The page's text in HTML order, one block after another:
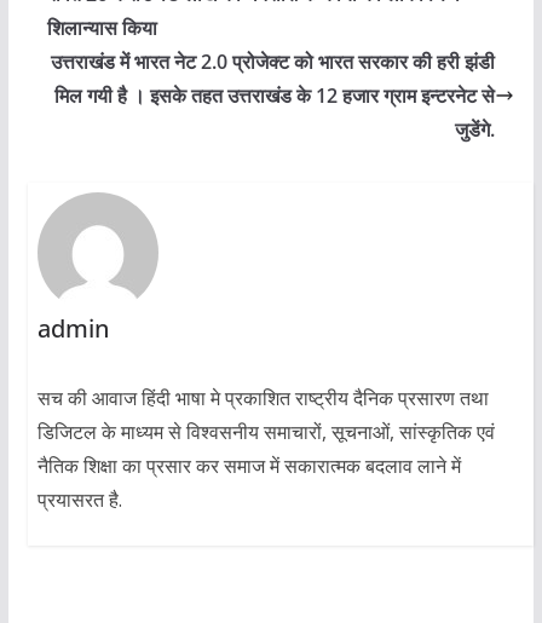
शिलान्यास किया
उत्तराखंड में भारत नेट 2.0 प्रोजेक्ट को भारत सरकार की हरी झंडी
मिल गयी है । इसके तहत उत्तराखंड के 12 हजार ग्राम इन्टरनेट से
जुडेंगे.
admin
सच की आवाज हिंदी भाषा मे प्रकाशित राष्ट्रीय दैनिक प्रसारण तथा
डिजिटल के माध्यम से विश्वसनीय समाचारों, सूचनाओं, सांस्कृतिक एवं
नैतिक शिक्षा का प्रसार कर समाज में सकारात्मक बदलाव लाने में
प्रयासरत है.